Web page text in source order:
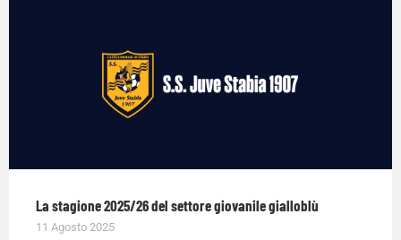
La stagione 2025/26 del settore giovanile gialloblù
11 Agosto 2025